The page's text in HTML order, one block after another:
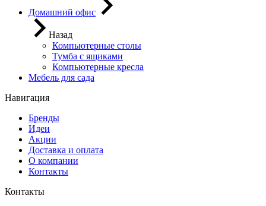
Домашний офис
Назад
Компьютерные столы
Тумба с ящиками
Компьютерные кресла
Мебель для сада
Навигация
Бренды
Идеи
Акции
Доставка и оплата
О компании
Контакты
Контакты